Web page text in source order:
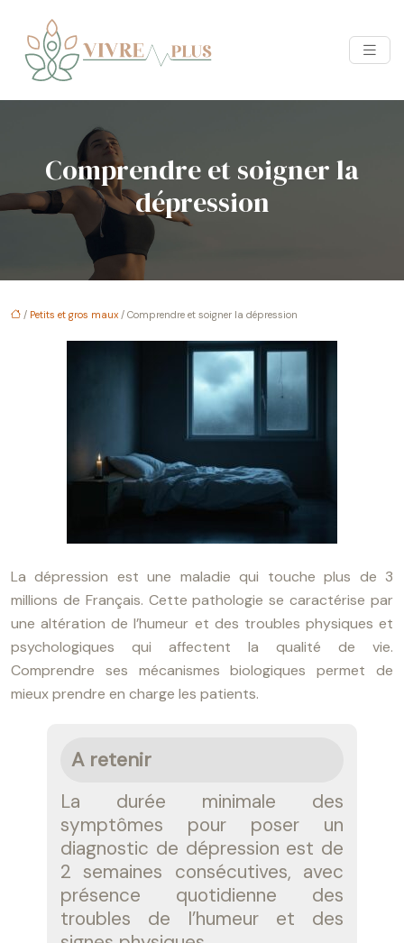
Comprendre et soigner la
dépression
/ Petits et gros maux / Comprendre et soigner la dépression
La dépression est une maladie qui touche plus de 3
millions de Français. Cette pathologie se caractérise par
une altération de l’humeur et des troubles physiques et
psychologiques qui affectent la qualité de vie.
Comprendre ses mécanismes biologiques permet de
mieux prendre en charge les patients.
A retenir
La durée minimale des
symptômes pour poser un
diagnostic de dépression est de
2 semaines consécutives, avec
présence quotidienne des
troubles de l’humeur et des